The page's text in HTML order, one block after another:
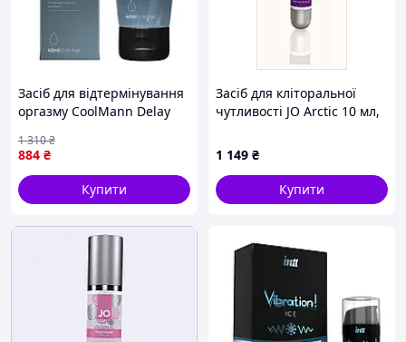
Засіб для відтермінування
оргазму CoolMann Delay
секс-шоп
884 ₴
1 310₴
Купити
Засіб для кліторальної
чутливості JO Arctic 10 мл,
1 149 ₴
Купити